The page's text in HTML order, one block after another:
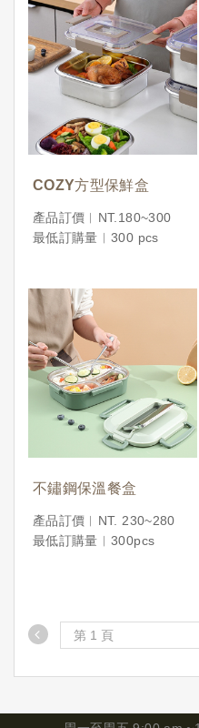
COZY方型保鮮盒
產品訂價︱NT.180~300
最低訂購量︱300 pcs
不鏽鋼保溫餐盒
產品訂價︱NT. 230~280
最低訂購量︱300pcs